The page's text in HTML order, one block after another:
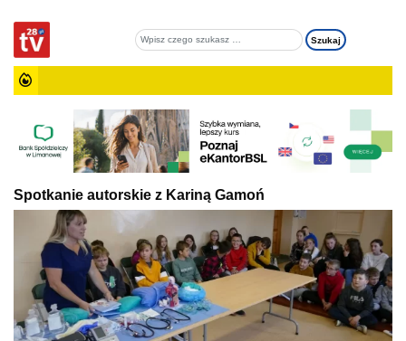
Spotkanie autorskie z Kariną Gamoń